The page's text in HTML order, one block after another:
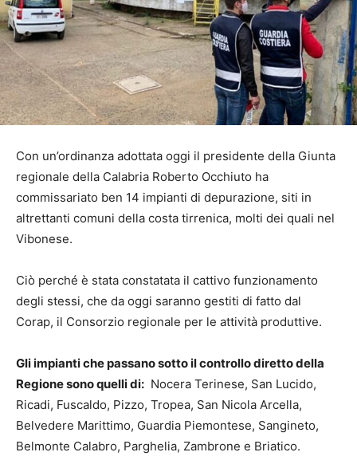
Con un’ordinanza adottata oggi il presidente della Giunta
regionale della Calabria Roberto Occhiuto ha
commissariato ben 14 impianti di depurazione, siti in
altrettanti comuni della costa tirrenica, molti dei quali nel
Vibonese.
Ciò perché è stata constatata il cattivo funzionamento
degli stessi, che da oggi saranno gestiti di fatto dal
Corap, il Consorzio regionale per le attività produttive.
Gli impianti che passano sotto il controllo diretto della
Regione sono quelli di: Nocera Terinese, San Lucido,
Ricadi, Fuscaldo, Pizzo, Tropea, San Nicola Arcella,
Belvedere Marittimo, Guardia Piemontese, Sangineto,
Belmonte Calabro, Parghelia, Zambrone e Briatico.